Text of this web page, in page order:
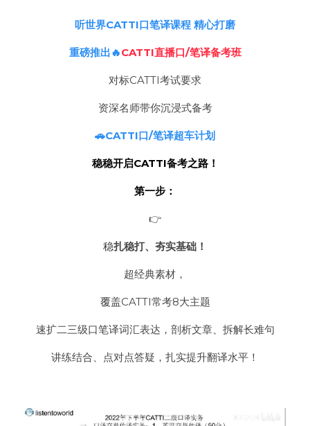
听世界CATTI口笔译课程 精心打磨
重磅推出🔥CATTI直播口/笔译备考班
对标CATTI考试要求
资深名师带你沉浸式备考
🚗CATTI口/笔译超车计划
稳稳开启CATTI备考之路！
第一步：
👉
稳扎稳打、夯实基础！
超经典素材，
覆盖CATTI常考8大主题
速扩二三级口笔译词汇表达，剖析文章、拆解长难句
讲练结合、点对点答疑，扎实提升翻译水平！